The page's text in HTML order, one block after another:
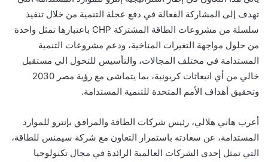
تهدف إلى المشاركة الفعالة في دفع عجلة التنمية من خلال تنفيذ
سلسلة من مشروعات الطاقة المشتركة CHP باعتبارها تمثل واحدة
من حلول مواجهة التغيرات المناخية، ودعم مشروعات التنمية
المستدامة في مختلف المجالات، والتأسيس للتحول الي مستقبل
خالي من أي انبعاثات كربونية، بما يتماشى مع رؤية مصر 2030
وتحقيق أهداف الأمم المتحدة للتنمية المستدامة.
أعرب هاني هلالي، رئيس شركات الطاقة والمرافق بإنترو للموارد
المستدامة، عن سعادته باستمرار التعاون مع شركة سيمنس للطاقة،
التي تمثل إحدى الشركات العالمية الرائدة في مجال تكنولوجيا